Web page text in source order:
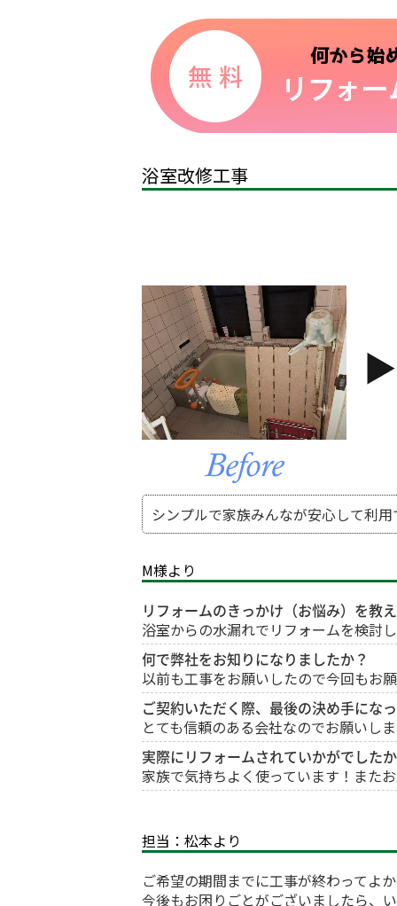
浴室改修工事
シンプルで家族みんなが安心して利
M様より
リフォームのきっかけ（お悩み）を教
浴室からの水漏れでリフォームを検討
何で弊社をお知りになりましたか？
以前も工事をお願いしたので今回もお
ご契約いただく際、最後の決め手にな
とても信頼のある会社なのでお願いし
実際にリフォームされていかがでした
家族で気持ちよく使っています！また
担当：松本より
ご希望の期間までに工事が終わってよ
今後もお困りごとがございましたら、